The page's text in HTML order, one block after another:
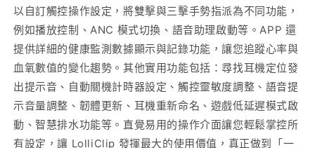
以自訂觸控操作設定，將雙擊與三擊手勢指派為不同功能，
例如播放控制、ANC 模式切換、語音助理啟動等。APP 還
提供詳細的健康監測數據顯示與記錄功能，讓您追蹤心率與
血氧數值的變化趨勢。其他實用功能包括：尋找耳機定位發
出提示音、自動關機計時器設定、觸控靈敏度調整、語音提
示音量調整、韌體更新、耳機重新命名、遊戲低延遲模式啟
動、智慧排水功能等。直覺易用的操作介面讓您輕鬆掌控所
有設定，讓 LolliClip 發揮最大的使用價值，真正做到「一